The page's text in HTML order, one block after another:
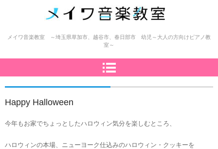
メイワ音楽教室（明和楽器）
メイワ音楽教室 ～埼玉県草加市、越谷市、春日部市 幼児～大人の方向けピアノ教
室～
Happy Halloween
今年もお家でちょっとしたハロウィン気分を楽しむところ、
ハロウィンの本場、ニューヨーク仕込みのハロウィン・クッキーを